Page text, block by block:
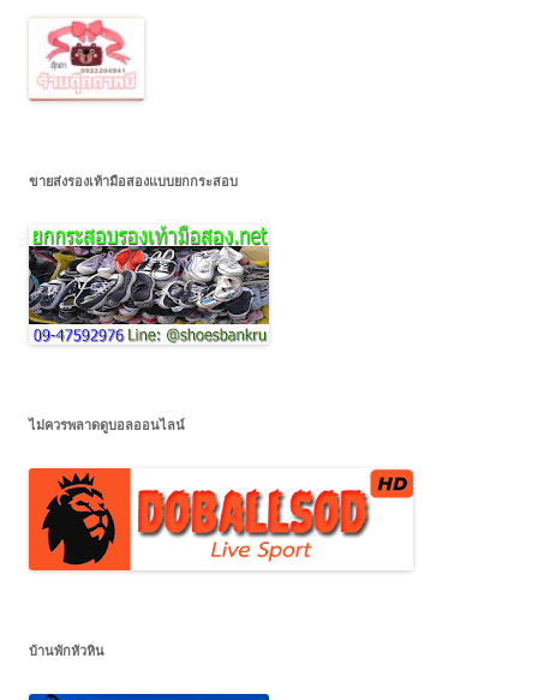
ขายส่งรองเท้ามือสองแบบยกกระสอบ
ไม่ควรพลาดดูบอลออนไลน์
บ้านพักหัวหิน